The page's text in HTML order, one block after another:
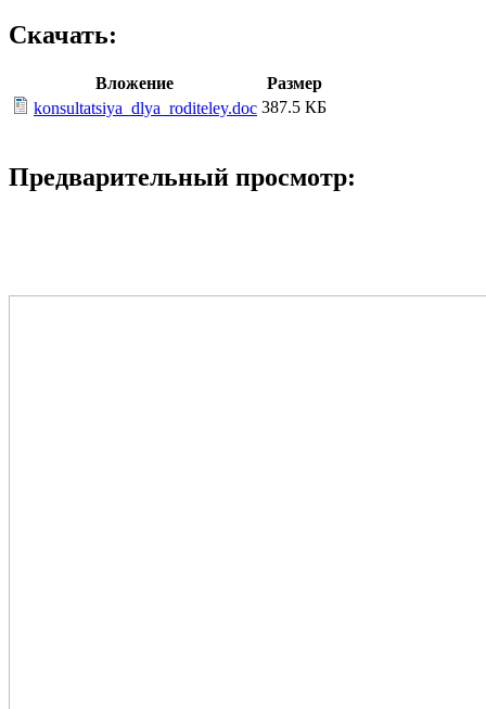
Скачать:
Вложение
Размер
konsultatsiya_dlya_roditeley.doc 387.5 КБ
Предварительный просмотр: